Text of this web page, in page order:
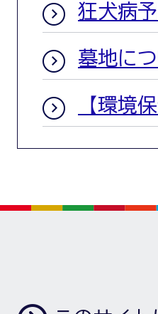
狂犬病
墓地に
【環境